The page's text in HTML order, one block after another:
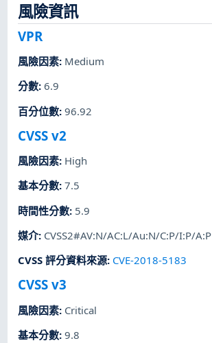
風險資訊
VPR
風險因素: Medium
分數:6.9
百分位數:96.92
CVSS v2
風險因素: High
基本分數:7.5
時間性分數: 5.9
媒介: CVSS2#AV:N/AC:L/Au:N/C:P/I:P/A:P
CVSS 評分資料來源: CVE-2018-5183
CVSS v3
風險因素: Critical
基本分數:9.8